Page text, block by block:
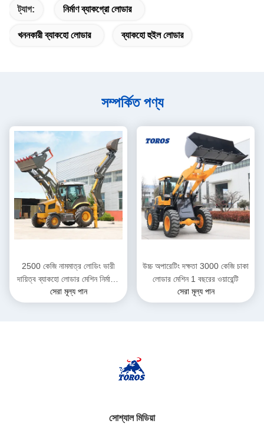
ট্যাগ: নির্মাণ ব্যাকগ্রো লোডার
খননকারী ব্যাকহো লোডার ব্যাকহো হুইল লোডার
সম্পর্কিত পণ্য
2500 কেজি নামমাত্র লোডিং ভারী
দায়িত্ব ব্যাকহো লোডার মেশিন নির্মাণের
জন্য
সেরা মূল্য পান
উচ্চ অপারেটিং দক্ষতা 3000 কেজি চাকা
লোডার মেশিন 1 বছরের ওয়ারেন্টি
সেরা মূল্য পান
সোশ্যাল মিডিয়া